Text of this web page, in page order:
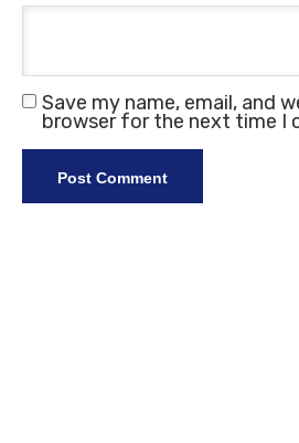
Save my name, email, and
browser for the next time I